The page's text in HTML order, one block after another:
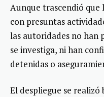
Aunque trascendió que
con presuntas
las autoridades no han
se investiga, ni han
detenidas o
El despliegue se